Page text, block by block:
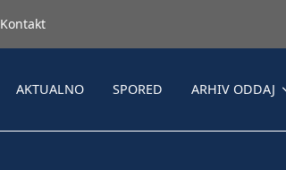
Kontakt
AKTUALNO SPORED ARHIV ODDAJ